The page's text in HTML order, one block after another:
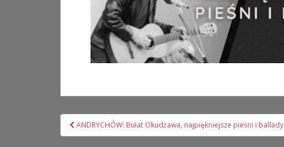
Nawigacja
wpisu
ANDRYCHÓW: Bułat Okudżawa, najpiękniejsze pieśni i ballady